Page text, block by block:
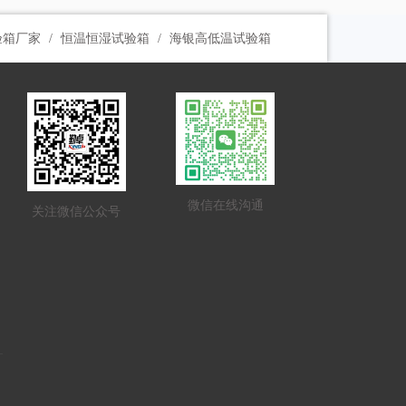
厂家 恒温恒湿试验箱 海银高低温试验箱
关注微信公众号 微信在线沟通